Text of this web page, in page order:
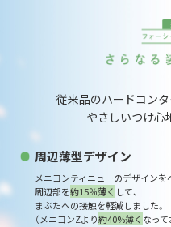
従来品のハードコン
やさしいつけ心
周辺薄型デザイン
メニコンティニューのデザインを
周辺部を約15％薄く して、
まぶたへの接触を軽減しました。
（メニコンZより約40%薄く なって